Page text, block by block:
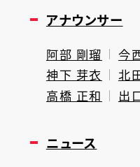
アナウンサー
阿部 剛瑠 今
神下 芽衣
北
高橋 正和
出
ニュース